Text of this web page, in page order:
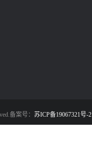
备案号： 苏ICP备19067321号-2